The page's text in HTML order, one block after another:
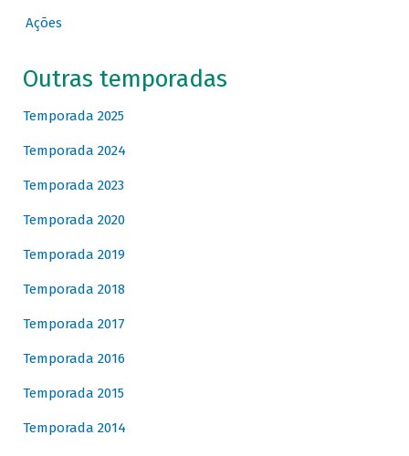
Ações
Outras temporadas
Temporada 2025
Temporada 2024
Temporada 2023
Temporada 2020
Temporada 2019
Temporada 2018
Temporada 2017
Temporada 2016
Temporada 2015
Temporada 2014